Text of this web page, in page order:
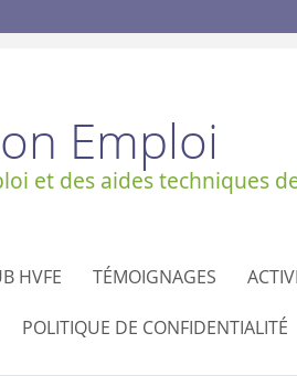
Emploi
et des aides techniques
HVFE TÉMOIGNAGES
POLITIQUE DE CONFIDENTIALITÉ